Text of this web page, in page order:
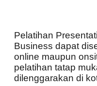
Pelatihan
Businessdapat
online maupun
pelatihan tatap
dilenggarakan di